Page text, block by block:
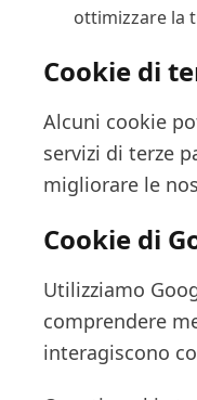
ottimizzare la
Cookie di
Alcuni cookie
servizi di terze
migliorare le
Cookie di
Utilizziamo
comprendere
interagiscono